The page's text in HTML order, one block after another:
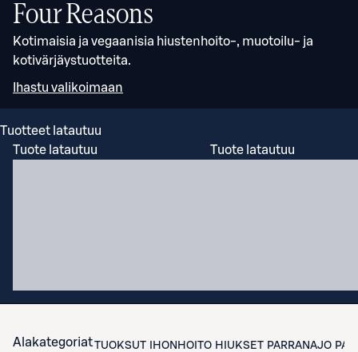
Four Reasons
Kotimaisia ja vegaanisia hiustenhoito-, muotoilu- ja
kotivärjäystuotteita.
Ihastu valikoimaan
Tuotteet latautuu
Tuote latautuu
Tuote latautuu
AlakategoriatTUOKSUT IHONHOITO HIUKSET PARRANAJO